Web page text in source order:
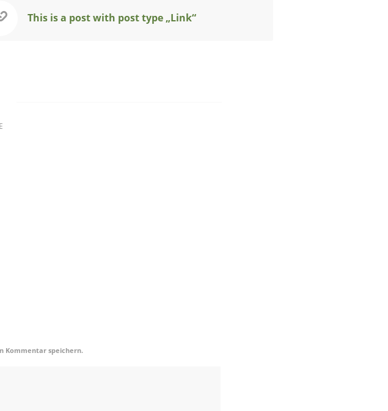
This is a post with post type „Link“
Kommentar speichern.